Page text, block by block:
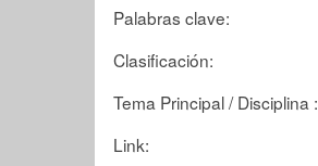
Palabras clave:
Clasificación:
Tema Principal / Disciplina :
Link: